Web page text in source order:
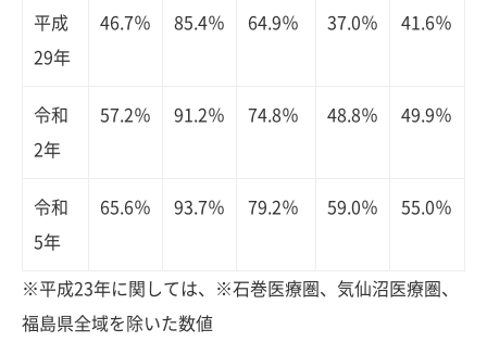
平成
29年
46.7％ 85.4％ 64.9％ 37.0％ 41.6％
令和
2年
57.2％ 91.2％ 74.8％ 48.8％ 49.9％
令和
5年
65.6％ 93.7％ 79.2％ 59.0％ 55.0％
※平成23年に関しては、※石巻医療圏、気仙沼医療圏、
福島県全域を除いた数値